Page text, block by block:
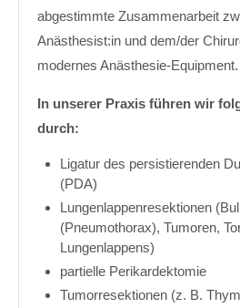
abgestimmte Zusammenarbeit
Anästhesist:in und dem/der
modernes Anästhesie-Equipment.
In unserer Praxis führen wir
durch:
Ligatur des persistierenden
(PDA)
Lungenlappenresektionen
(Pneumothorax), Tumoren,
Lungenlappens)
partielle Perikardektomie
Tumorresektionen (z. B.